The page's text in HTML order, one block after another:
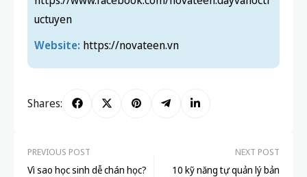
uctuyen
Website: https://novateen.vn
Shares:
PREVIOUS POST
Vì sao học sinh dễ chán học?
NEXT POST
10 kỹ năng tự quản lý bản